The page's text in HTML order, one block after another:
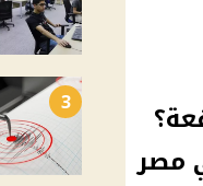
من بنكي مصر
3